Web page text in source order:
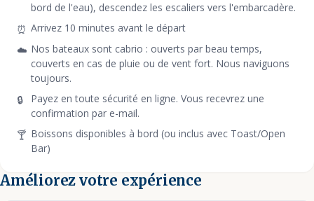
bord de l'eau), descendez les escaliers vers l'embarcadère.
Arrivez 10 minutes avant le départ
Nos bateaux sont cabrio : ouverts par beau temps,
couverts en cas de pluie ou de vent fort. Nous naviguons
toujours.
Payez en toute sécurité en ligne. Vous recevrez une
confirmation par e-mail.
Boissons disponibles à bord (ou inclus avec Toast/Open
Bar)
Améliorez votre expérience